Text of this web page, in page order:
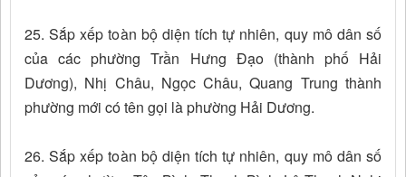
25. Sắp xếp toàn bộ diện tích tự nhiên, quy mô dân số
của các phường Trần Hưng Đạo (thành phố Hải
Dương), Nhị Châu, Ngọc Châu, Quang Trung thành
phường mới có tên gọi là phường Hải Dương.
26. Sắp xếp toàn bộ diện tích tự nhiên, quy mô dân số